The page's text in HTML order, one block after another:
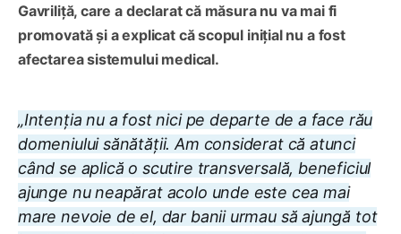
Gavriliță, care a declarat că măsura nu va mai fi
promovată și a explicat că scopul inițial nu a fost
afectarea sistemului medical.
„Intenția nu a fost nici pe departe de a face rău
domeniului sănătății. Am considerat că atunci
când se aplică o scutire transversală, beneficiul
ajunge nu neapărat acolo unde este cea mai
mare nevoie de el, dar banii urmau să ajungă tot